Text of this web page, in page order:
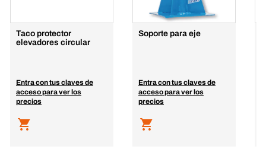
Taco protector
elevadores circular
Entra con tus claves de
acceso para ver los
precios
Soporte para eje
Entra con tus claves de
acceso para ver los
precios